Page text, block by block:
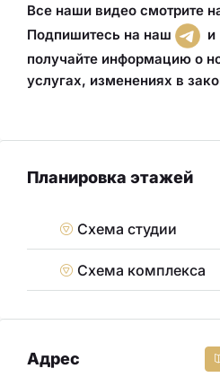
Все наши видео смотрите
Подпишитесь на наш
и
получайте информацию о
услугах, изменениях в
Планировка этажей
Схема студии
Схема комплекса
Адрес